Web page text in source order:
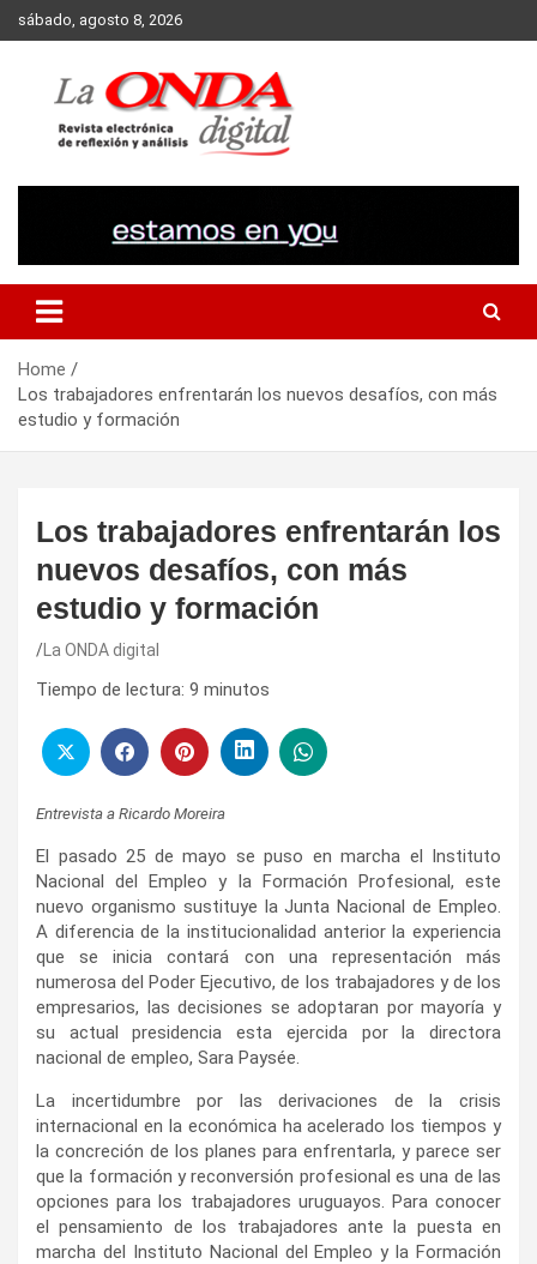
Skip
to
sábado, agosto 8, 2026
Home
Los trabajadores enfrentarán los nuevos desafíos, con más
estudio y formación
Los trabajadores enfrentarán los
nuevos desafíos, con más
estudio y formación
La ONDA digital
Tiempo de lectura: 9 minutos
Entrevista a Ricardo Moreira
El pasado 25 de mayo se puso en marcha el Instituto
Nacional del Empleo y la Formación Profesional, este
nuevo organismo sustituye la Junta Nacional de Empleo.
A diferencia de la institucionalidad anterior la experiencia
que se inicia contará con una representación más
numerosa del Poder Ejecutivo, de los trabajadores y de los
empresarios, las decisiones se adoptaran por mayoría y
su actual presidencia esta ejercida por la directora
nacional de empleo, Sara Paysée.
La incertidumbre por las derivaciones de la crisis
internacional en la económica ha acelerado los tiempos y
la concreción de los planes para enfrentarla, y parece ser
que la formación y reconversión profesional es una de las
opciones para los trabajadores uruguayos. Para conocer
el pensamiento de los trabajadores ante la puesta en
marcha del Instituto Nacional del Empleo y la Formación